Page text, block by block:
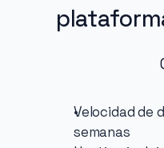
Velocidad de
semanas